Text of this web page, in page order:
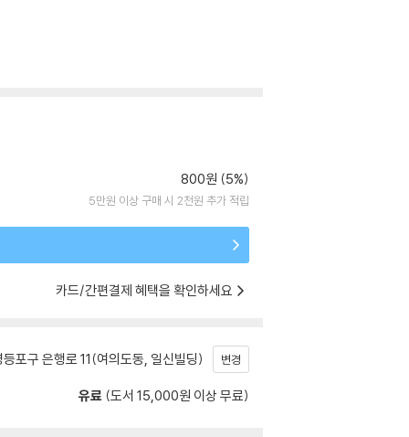
800원 (5%)
5만원 이상 구매 시 2천원 추가 적립
카드/간편결제 혜택을 확인하세요
포구 은행로 11(여의도동, 일신빌딩) 변경
유료 (도서 15,000원 이상 무료)